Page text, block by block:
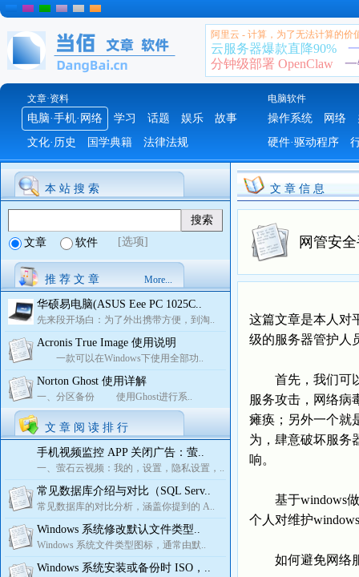
阿里云 - 计算，为了无法计算的价
云服务器爆款直降90%
分钟级部署 OpenClaw
文章·资料 电脑软件
电脑·手机·网络 学习 话题 娱乐
故事
文化·历史
国学典籍 法律法规
操作系统 网络
硬件·驱动程序
本 站 搜 索
文章 软件 [选项]
推 荐 文 章 More...
华硕易电脑(ASUS Eee PC 1025C..
先来段开场白：为了外出携带方便，到淘..
Acronis True Image 使用说明
一款可以在Windows下使用全部功..
Norton Ghost 使用详解
一、分区备份 使用Ghost进行系..
文 章 阅 读 排 行
手机视频监控 APP 关闭广告：萤..
一、萤石云视频：我的，设置，隐私设置，..
常见数据库介绍与对比（SQL Serv..
常见数据库的对比分析，涵盖你提到的 A..
Windows 系统修改默认文件类型..
Windows 系统文件类型图标，通常由默..
Windows 系统安装或备份时 ISO，..
文 章 信 息
网管安
这篇文章是本人对
级的服务器管护人
首先，我们可以
服务攻击，网络病
瘫痪；另外一个就
为，肆意破坏服务
响。
基于windows做
个人对维护
如何避免网络服